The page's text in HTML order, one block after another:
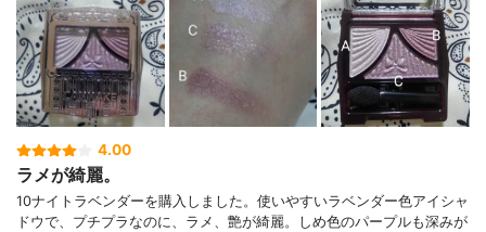
4.00
ラメが綺麗。
10ナイトラベンダーを購入しました。使いやすいラベンダー色アイシャ
ドウで、プチプラなのに、ラメ、艶が綺麗。しめ色のパープルも深みが